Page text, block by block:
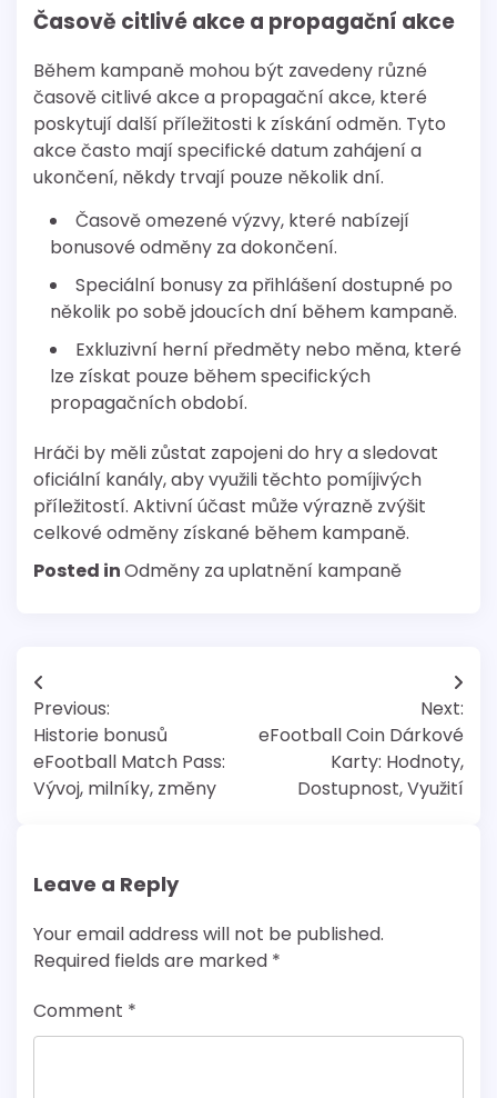
Časově citlivé akce a propagační akce
Během kampaně mohou být zavedeny různé
časově citlivé akce a propagační akce, které
poskytují další příležitosti k získání odměn. Tyto
akce často mají specifické datum zahájení a
ukončení, někdy trvají pouze několik dní.
Časově omezené výzvy, které nabízejí
bonusové odměny za dokončení.
Speciální bonusy za přihlášení dostupné po
několik po sobě jdoucích dní během kampaně.
Exkluzivní herní předměty nebo měna, které
lze získat pouze během specifických
propagačních období.
Hráči by měli zůstat zapojeni do hry a sledovat
oficiální kanály, aby využili těchto pomíjivých
příležitostí. Aktivní účast může výrazně zvýšit
celkové odměny získané během kampaně.
Posted inOdměny za uplatnění kampaně
Post
navigation
Previous:
Historie bonusů
eFootball Match Pass:
Vývoj, milníky, změny
Next:
eFootball Coin Dárkové
Karty: Hodnoty,
Dostupnost, Využití
Leave a Reply
Your email address will not be published.
Required fields are marked *
Comment *